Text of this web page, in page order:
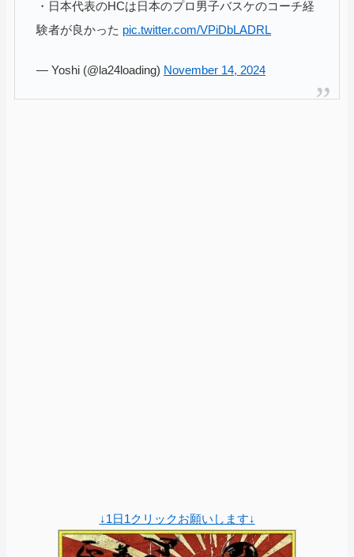
・日本代表のHCは日本のプロ男子バスケのコーチ経
験者が良かった pic.twitter.com/VPiDbLADRL
— Yoshi (@la24loading) November 14, 2024
↓1日1クリックお願いします↓